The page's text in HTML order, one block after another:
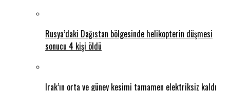
Rusya’daki Dağıstan bölgesinde helikopterin düşmesi
sonucu 4 kişi öldü
Irak’ın orta ve güney kesimi tamamen elektriksiz kaldı